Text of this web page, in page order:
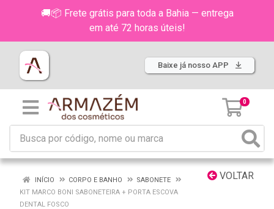
🚚📦 Frete grátis para toda a Bahia — entrega
em até 72 horas úteis!
Baixe já nosso APP
0
VOLTAR
INÍCIO CORPO E BANHO
SABONETE
KIT MARCO BONI SABONETEIRA + PORTA ESCOVA
DENTAL FOSCO